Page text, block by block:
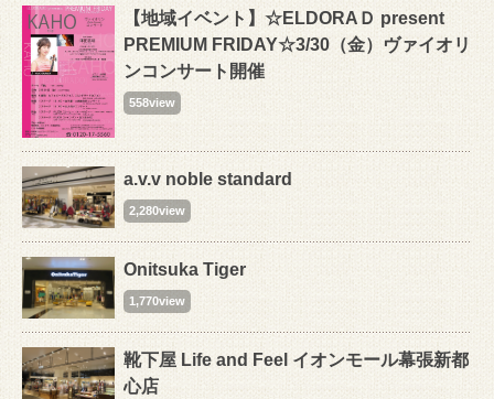
【地域イベント】☆ELDORAＤ present
PREMIUM FRIDAY☆3/30（金）ヴァイオリ
ンコンサート開催
558view
a.v.v noble standard
2,280view
Onitsuka Tiger
1,770view
靴下屋 Life and Feel イオンモール幕張新都
心店